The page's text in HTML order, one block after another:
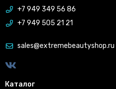
+7 949 349 56 86
+7 949 505 21 21
sales@extremebeautyshop.ru
Каталог